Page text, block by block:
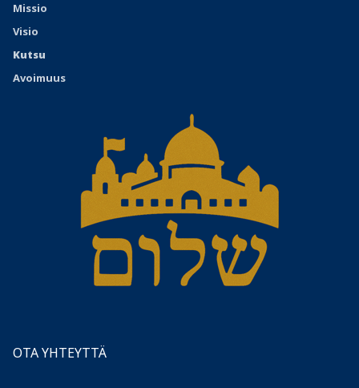
Missio
Visio
Kutsu
Avoimuus
OTA YHTEYTTÄ